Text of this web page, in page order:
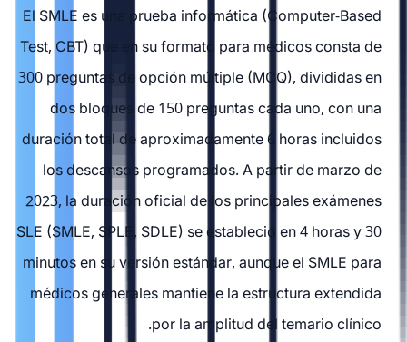
El SMLE es una prueba informática (Computer-Based
Test, CBT) que en su formato para médicos consta de
300 preguntas de opción múltiple (MCQ), divididas en
dos bloques de 150 preguntas cada uno, con una
duración total de aproximadamente 6 horas incluidos
los descansos programados. A partir de marzo de
2023, la duración oficial de los principales exámenes
SLE (SMLE, SPLE, SDLE) se estableció en 4 horas y 30
minutos en su versión estándar, aunque el SMLE para
médicos generales mantiene la estructura extendida
por la amplitud del temario clínico.